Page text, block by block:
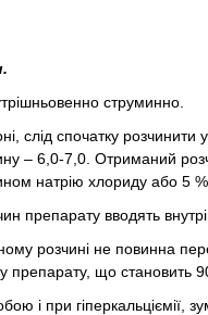
струминно.
слід спочатку
– 6,0-7,0. Отриманий
натрію хлориду або 5
препарату вводять
розчині не повинна
що становить
і при гіперкальціємії,